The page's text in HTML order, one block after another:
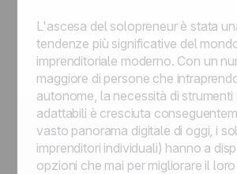
L'ascesa del solopreneur è stata
tendenze più significative del
imprenditoriale moderno. Con un
maggiore di persone che
autonome, la necessità di strumenti
adattabili è cresciuta
vasto panorama digitale di oggi, i
imprenditori individuali) hanno a
opzioni che mai per migliorare il